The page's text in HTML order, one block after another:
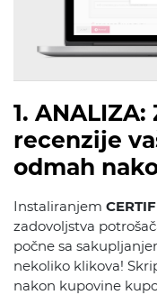
1.
recenzije
odmah
Instaliranjem
zadovoljstva
počne sa
nekoliko klikova!
nakon kupovine